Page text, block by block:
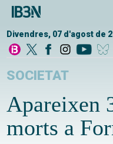
Divendres, 07 d'agost de
SOCIETAT
Apareixen
morts a